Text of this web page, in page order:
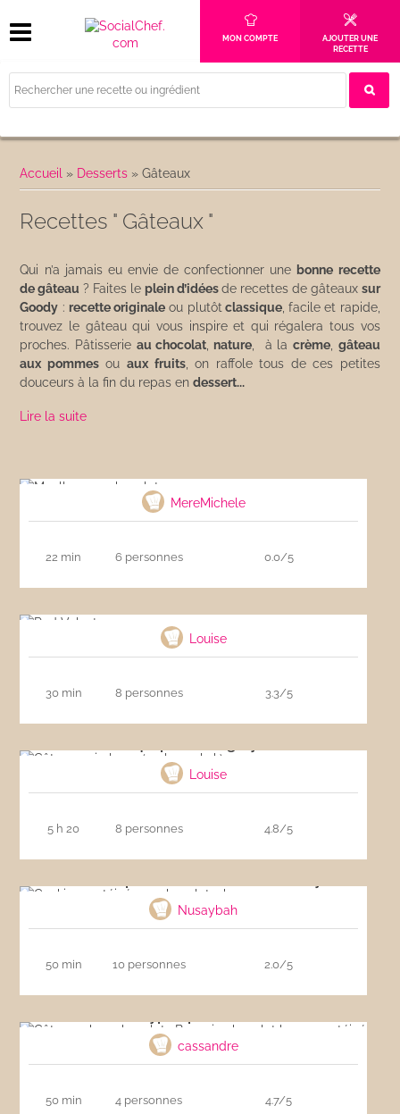
MON COMPTE
AJOUTER UNE
RECETTE
Accueil » Desserts »Gâteaux
Recettes " Gâteaux "
Qui n’a jamais eu envie de confectionner une bonne recette
de gâteau ? Faites le plein d’idéesde recettes de gâteaux sur
Goody : recette originale ou plutôt classique, facile et rapide,
trouvez le gâteau qui vous inspire et qui régalera tous vos
proches. Pâtisserie au chocolat nature , à la crème, gâteau
aux pommesou aux fruits, on raffole tous de ces petites
douceurs à la fin du repas endessert...
Lire la suite
MereMichele
22 min 6 personnes 0.0/5
Louise
30 min 8 personnes 3.3/5
Louise
5 h 20 8 personnes 4.8/5
Nusaybah
50 min 10 personnes 2.0/5
Gâteau whey chocolat : Brownie chocolat
cassandre
50 min 4 personnes 4.7/5